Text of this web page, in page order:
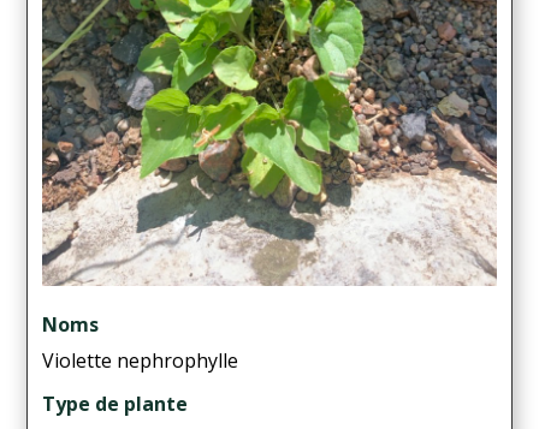
Noms
Violette nephrophylle
Type de plante